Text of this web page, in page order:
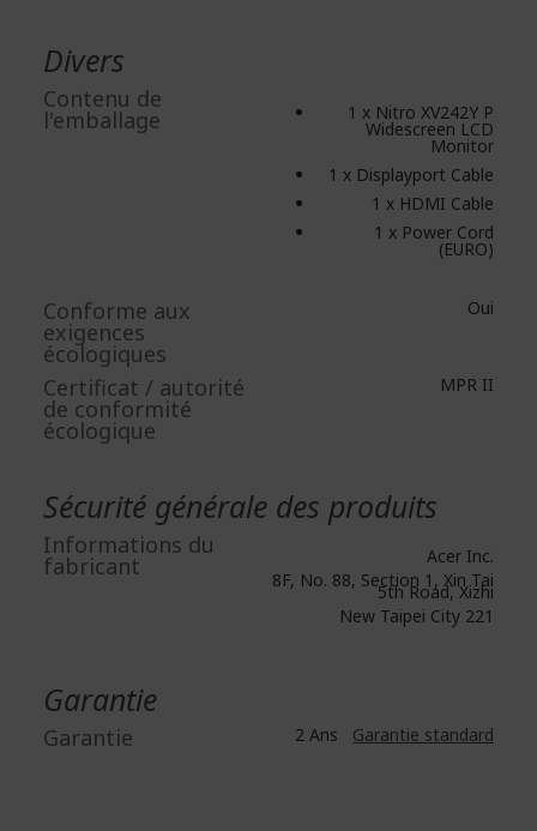
Divers
Contenu de
l'emballage 1 x Nitro XV242Y P
Widescreen LCD
Monitor
1 x Displayport Cable
1 x HDMI Cable
1 x Power Cord
(EURO)
Conforme aux
exigences
écologiques
Oui
Certificat / autorité
de conformité
écologique
MPR II
Sécurité générale des produits
Informations du
fabricant
Acer Inc.
8F, No. 88, Section 1, Xin Tai
5th Road, Xizhi
New Taipei City 221
Garantie
Garantie 2 Ans Garantie standard